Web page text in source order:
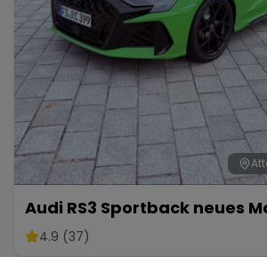
Audi RS3 Sportback neues
2025
4.9 (37)